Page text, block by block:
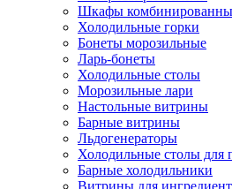
Шкафы
Холодильные горки
Бонеты морозильные
Ларь-бонеты
Холодильные столы
Морозильные лари
Настольные витрины
Барные витрины
Льдогенераторы
Холодильные столы для
Барные холодильники
Витрины для